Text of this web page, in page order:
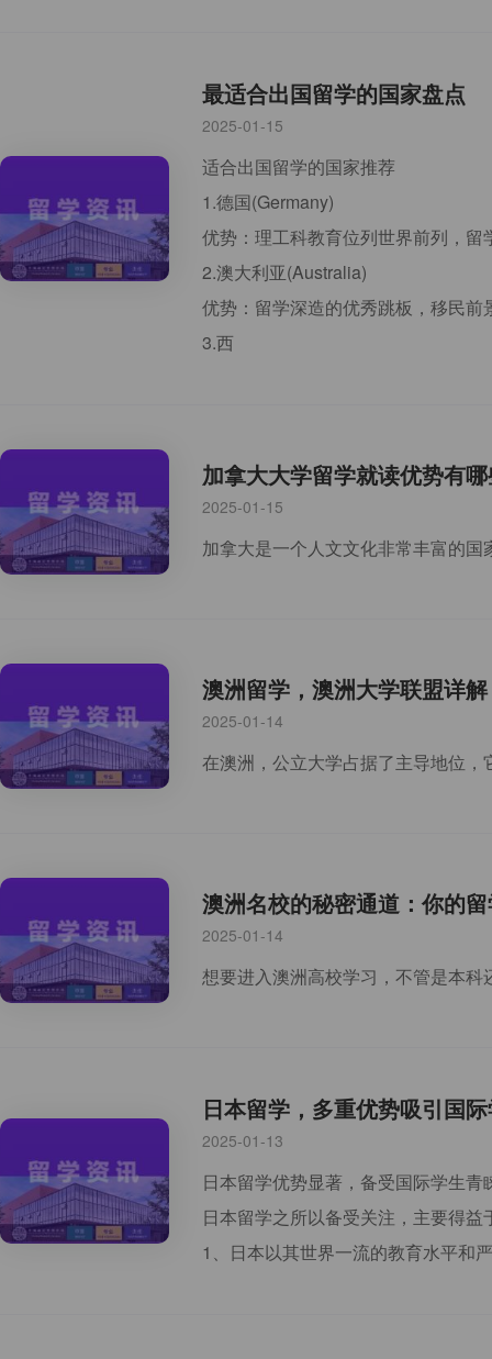
最适合出国留学的国家盘点
2025-01-15
适合出国留学的国家推荐
1.德国(Germany)
优势：理工科教育位列世界前列，
2.澳大利亚(Australia)
优势：留学深造的优秀跳板，移民前
3.西
加拿大大学留学就读优势有
2025-01-15
澳洲留学，澳洲大学联盟详解
2025-01-14
澳洲名校的秘密通道：你的
2025-01-14
日本留学，多重优势吸引国
2025-01-13
日本留学优势显著，备受国际学生青
日本留学之所以备受关注，主要得益
1、日本以其世界一流的教育水平和